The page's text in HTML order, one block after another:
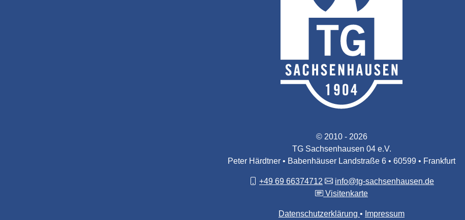
© 2010 - 2026
TG Sachsenhausen 04 e.V.
Peter Härdtner • Babenhäuser Landstraße 6 • 60599 • Frankfurt
+49 69 66374712
info@tg-sachsenhausen.de
Visitenkarte
Datenschutzerklärung Impressum